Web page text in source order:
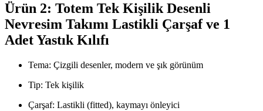
Ürün 2: Totem Tek Kişilik Desenli
Nevresim Takımı Lastikli Çarşaf ve 1
Adet Yastık Kılıfı
Tema: Çizgili desenler, modern ve şık görünüm
Tip: Tek kişilik
Çarşaf: Lastikli (fitted), kaymayı önleyici